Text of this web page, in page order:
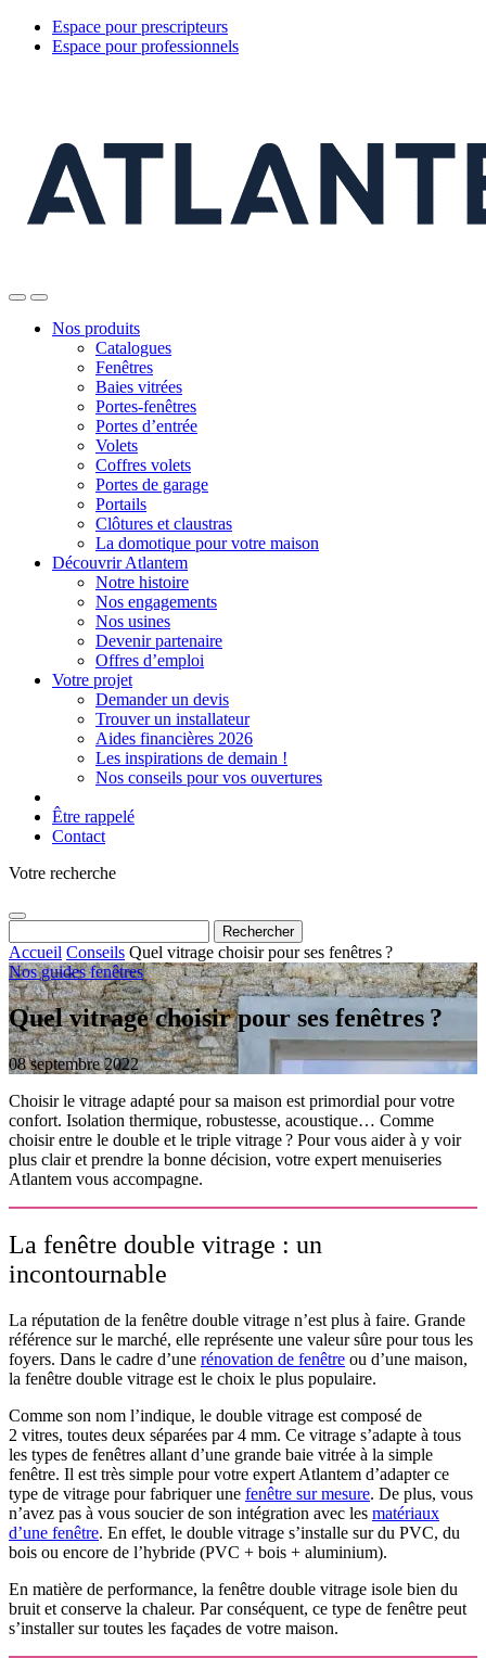
Espace pour prescripteurs
Espace pour professionnels
Nos produits
Catalogues
Fenêtres
Baies vitrées
Portes-fenêtres
Portes d’entrée
Volets
Coffres volets
Portes de garage
Portails
Clôtures et claustras
La domotique pour votre maison
Découvrir Atlantem
Notre histoire
Nos engagements
Nos usines
Devenir partenaire
Offres d’emploi
Votre projet
Demander un devis
Trouver un installateur
Aides financières 2026
Les inspirations de demain !
Nos conseils pour vos ouvertures
Être rappelé
Contact
Votre recherche
Accueil Conseils Quel vitrage choisir pour ses fenêtres ?
Nos guides fenêtres
Quel vitrage choisir pour ses fenêtres ?
08 septembre 2022
Choisir le vitrage adapté pour sa maison est primordial pour votre
confort. Isolation thermique, robustesse, acoustique… Comme
choisir entre le double et le triple vitrage? Pour vous aider à y voir
plus clair et prendre la bonne décision, votre expert menuiseries
Atlantem vous accompagne.
La fenêtre double vitrage : un
incontournable
La réputation de la fenêtre double vitrage n’est plus à faire. Grande
référence sur le marché, elle représente une valeur sûre pour tous les
foyers. Dans le cadre d’une rénovation de fenêtre ou d’une maison,
la fenêtre double vitrage est le choix le plus populaire.
Comme son nom l’indique, le double vitrage est composé de
2 vitres, toutes deux séparées par 4 mm. Ce vitrage s’adapte à tous
les types de fenêtres allant d’une grande baie vitrée à la simple
fenêtre. Il est très simple pour votre expert Atlantem d’adapter ce
type de vitrage pour fabriquer une fenêtre sur mesure. De plus, vous
n’avez pas à vous soucier de son intégration avec les matériaux
d’une fenêtre. En effet, le double vitrage s’installe sur du PVC, du
bois ou encore de l’hybride (PVC + bois + aluminium).
En matière de performance, la fenêtre double vitrage isole bien du
bruit et conserve la chaleur. Par conséquent, ce type de fenêtre peut
s’installer sur toutes les façades de votre maison.